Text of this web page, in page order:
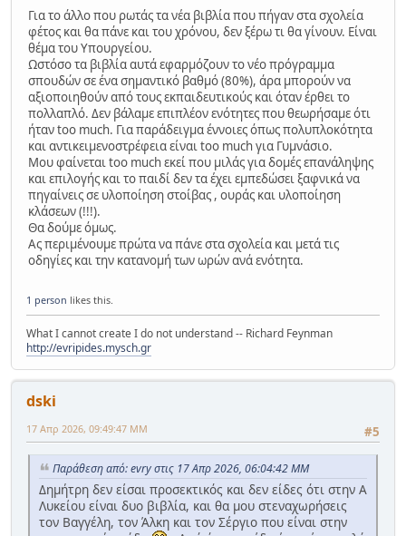
Για το άλλο που ρωτάς τα νέα βιβλία που πήγαν στα σχολεία
φέτος και θα πάνε και του χρόνου, δεν ξέρω τι θα γίνουν. Είναι
θέμα του Υπουργείου.
Ωστόσο τα βιβλία αυτά εφαρμόζουν το νέο πρόγραμμα
σπουδών σε ένα σημαντικό βαθμό (80%), άρα μπορούν να
αξιοποιηθούν από τους εκπαιδευτικούς και όταν έρθει το
πολλαπλό. Δεν βάλαμε επιπλέον ενότητες που θεωρήσαμε ότι
ήταν too much. Για παράδειγμα έννοιες όπως πολυπλοκότητα
και αντικειμενοστρέφεια είναι too much για Γυμνάσιο.
Μου φαίνεται too much εκεί που μιλάς για δομές επανάληψης
και επιλογής και το παιδί δεν τα έχει εμπεδώσει ξαφνικά να
πηγαίνεις σε υλοποίηση στοίβας , ουράς και υλοποίηση
κλάσεων (!!!).
Θα δούμε όμως.
Ας περιμένουμε πρώτα να πάνε στα σχολεία και μετά τις
οδηγίες και την κατανομή των ωρών ανά ενότητα.
1 person likes this.
What I cannot create I do not understand -- Richard Feynman
http://evripides.mysch.gr
dski
#5
17 Απρ 2026, 09:49:47 ΜΜ
Παράθεση από: evry στις 17 Απρ 2026, 06:04:42 ΜΜ
Δημήτρη δεν είσαι προσεκτικός και δεν είδες ότι στην Α
Λυκείου είναι δυο βιβλία, και θα μου στεναχωρήσεις
τον Βαγγέλη, τον Άλκη και τον Σέργιο που είναι στην